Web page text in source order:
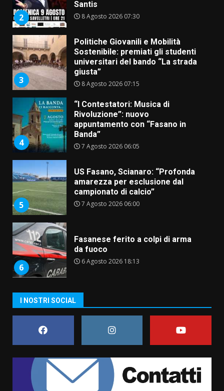
3
universitari del bando “La strada
giusta”
4
“I Contestatori: Musica di
Rivoluzione”: nuovo
appuntamento con “Fasano in
Banda”
7 Agosto 2026 06:05
5
US Fasano, Scianaro: “Profonda
amarezza per esclusione dal
campionato di calcio”
7 Agosto 2026 06:00
6
Fasanese ferito a colpi di arma
da fuoco
6 Agosto 2026 18:13
7
Carta d’identità: continua il piano
di aperture straordinarie del
Comune di Fasano
La Banda Città di Fasano apre
ufficialmente la Festa di
8 Agosto 2026 11:00
Savelletri in festa, domani sera
grande spettacolo con Uccio De
Santis
I NOSTRI SOCIAL